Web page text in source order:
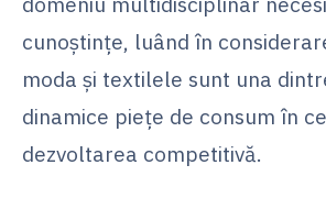
cunoștințe, luând în
moda și textilele sunt una
dinamice piețe de consum în
dezvoltarea competitivă.